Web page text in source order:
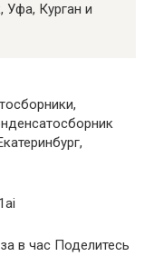
Уфа, Курган и
в час Поделитесь